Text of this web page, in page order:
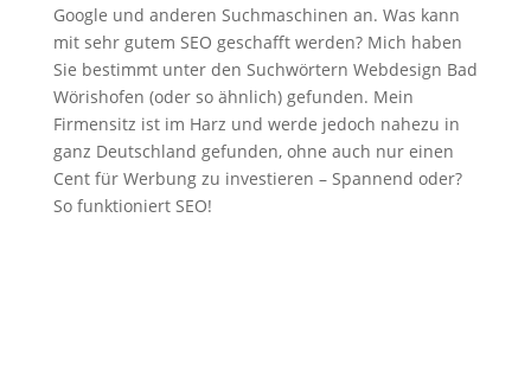
Google und anderen Suchmaschinen an. Was kann
mit sehr gutem SEO geschafft werden? Mich haben
Sie bestimmt unter den Suchwörtern Webdesign Bad
Wörishofen (oder so ähnlich) gefunden. Mein
Firmensitz ist im Harz und werde jedoch nahezu in
ganz Deutschland gefunden, ohne auch nur einen
Cent für Werbung zu investieren – Spannend oder?
So funktioniert SEO!